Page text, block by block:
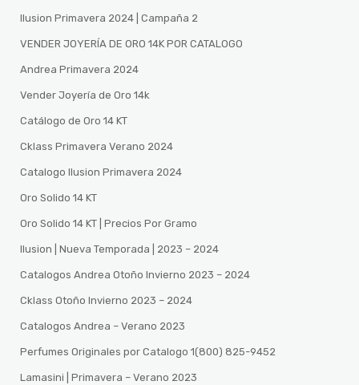
Ilusion Primavera 2024 | Campaña 2
VENDER JOYERÍA DE ORO 14K POR CATALOGO
Andrea Primavera 2024
Vender Joyería de Oro 14k
Catálogo de Oro 14 KT
Cklass Primavera Verano 2024
Catalogo Ilusion Primavera 2024
Oro Solido 14 KT
Oro Solido 14 KT | Precios Por Gramo
Ilusion | Nueva Temporada | 2023 – 2024
Catalogos Andrea Otoño Invierno 2023 – 2024
Cklass Otoño Invierno 2023 – 2024
Catalogos Andrea – Verano 2023
Perfumes Originales por Catalogo 1(800) 825-9452
Lamasini | Primavera – Verano 2023